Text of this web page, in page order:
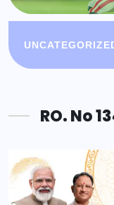
RO. No